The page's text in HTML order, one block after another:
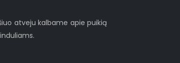
atveju kalbame apie puikią